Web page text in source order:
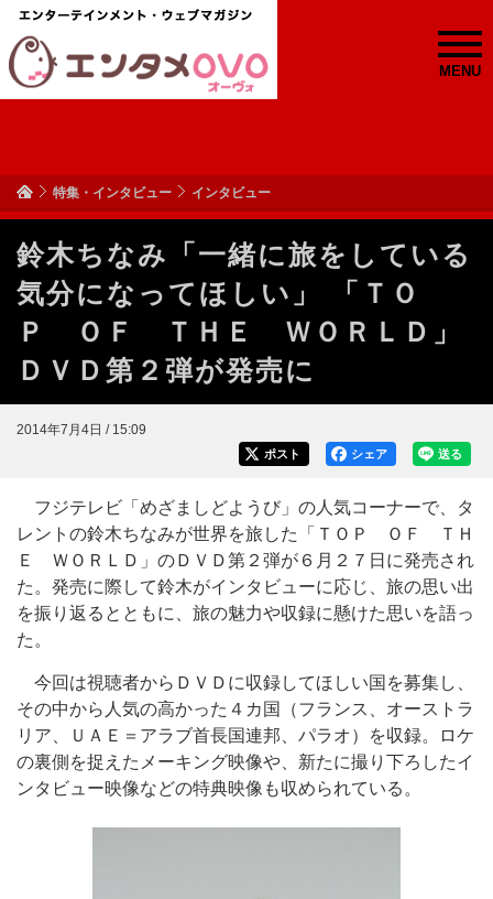
MENU
特集・インタビュー インタビュー
鈴木ちなみ「一緒に旅をしている
気分になってほしい」 「ＴＯ
Ｐ ＯＦ ＴＨＥ ＷＯＲＬＤ」
ＤＶＤ第２弾が発売に
2014年7月4日 / 15:09
送る
シェア
ポスト
フジテレビ「めざましどようび」の人気コーナーで、タ
レントの鈴木ちなみが世界を旅した「ＴＯＰ ＯＦ ＴＨ
Ｅ ＷＯＲＬＤ」のＤＶＤ第２弾が６月２７日に発売され
た。発売に際して鈴木がインタビューに応じ、旅の思い出
を振り返るとともに、旅の魅力や収録に懸けた思いを語っ
た。
今回は視聴者からＤＶＤに収録してほしい国を募集し、
その中から人気の高かった４カ国（フランス、オーストラ
リア、ＵＡＥ＝アラブ首長国連邦、パラオ）を収録。ロケ
の裏側を捉えたメーキング映像や、新たに撮り下ろしたイ
ンタビュー映像などの特典映像も収められている。